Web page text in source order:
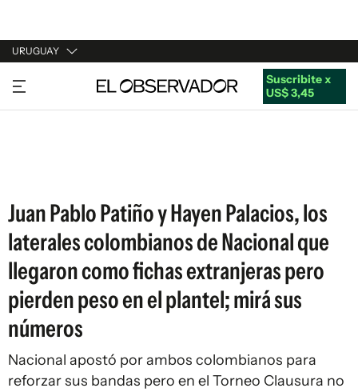
URUGUAY
URUGUAY
ARGENTINA
Suscribite x
US$ 3,45
Juan Pablo Patiño y Hayen Palacios, los
laterales colombianos de Nacional que
llegaron como fichas extranjeras pero
pierden peso en el plantel; mirá sus
números
Nacional apostó por ambos colombianos para
reforzar sus bandas pero en el Torneo Clausura no